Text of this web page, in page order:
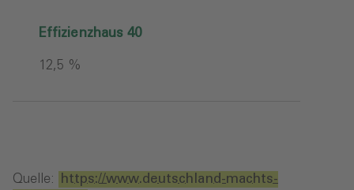
Effizienzhaus 40
12,5 %
Quelle:
https://www.deutschland-machts-